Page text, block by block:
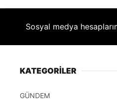
Sosyal medya
KATEGORİLER
GÜNDEM